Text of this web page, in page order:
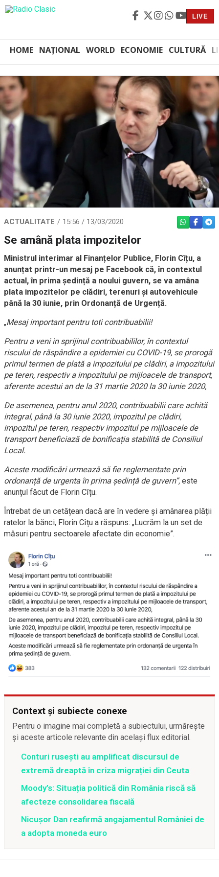
LIVE
HOME NAȚIONAL WORLD ECONOMIE CULTURĂ
ACTUALITATE 15:56 / 13/03/2020 WHATSAPP
Se amână plata impozitelor
Ministrul interimar al Finanțelor Publice, Florin Cîțu, a
anunțat printr-un mesaj pe Facebook că, în contextul
actual, în prima ședință a noului guvern, se va amâna
plata impozitelor pe clădiri, terenuri și autovehicule
până la 30 iunie, prin Ordonanță de Urgență.
„Mesaj important pentru toti contribuabilii!
Pentru a veni in sprijinul contribuabililor, în contextul
riscului de răspândire a epidemiei cu COVID-19, se prorogă
primul termen de plată a impozitului pe clădiri, a impozitului
pe teren, respectiv a impozitului pe mijloacele de transport,
aferente acestui an de la 31 martie 2020 la 30 iunie 2020,
De asemenea, pentru anul 2020, contribuabilii care achită
integral, până la 30 iunie 2020, impozitul pe clădiri,
impozitul pe teren, respectiv impozitul pe mijloacele de
transport beneficiază de bonificația stabilită de Consiliul
Local.
Aceste modificări urmează să fie reglementate prin
ordonanță de urgenta în prima ședință de guvern”, este
anunțul făcut de Florin Cîțu.
Întrebat de un cetățean dacă are în vedere și amânarea plății
ratelor la bănci, Florin Cîțu a răspuns: „Lucrăm la un set de
măsuri pentru sectoarele afectate din economie”.
Context și subiecte conexe
Pentru o imagine mai completă a subiectului, urmărește
și aceste articole relevante din același flux editorial.
Conturi rusești au amplificat discursul de
extremă dreaptă în criza migrației din Ceuta
Moody’s: Situația politică din România riscă să
afecteze consolidarea fiscală
Nicușor Dan reafirmă angajamentul României de
a adopta moneda euro